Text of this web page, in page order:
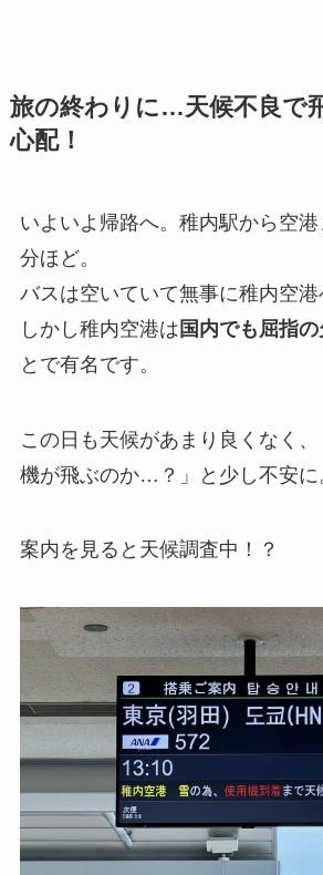
旅の終わりに…天候不良で
心配！
いよいよ帰路へ。稚内駅から空
分ほど。
バスは空いていて無事に稚内空港
しかし稚内空港は 国内でも屈指
とで有名です。
この日も天候があまり良くなく
機が飛ぶのか…？」と少し不安に
案内を見ると天候調査中！？